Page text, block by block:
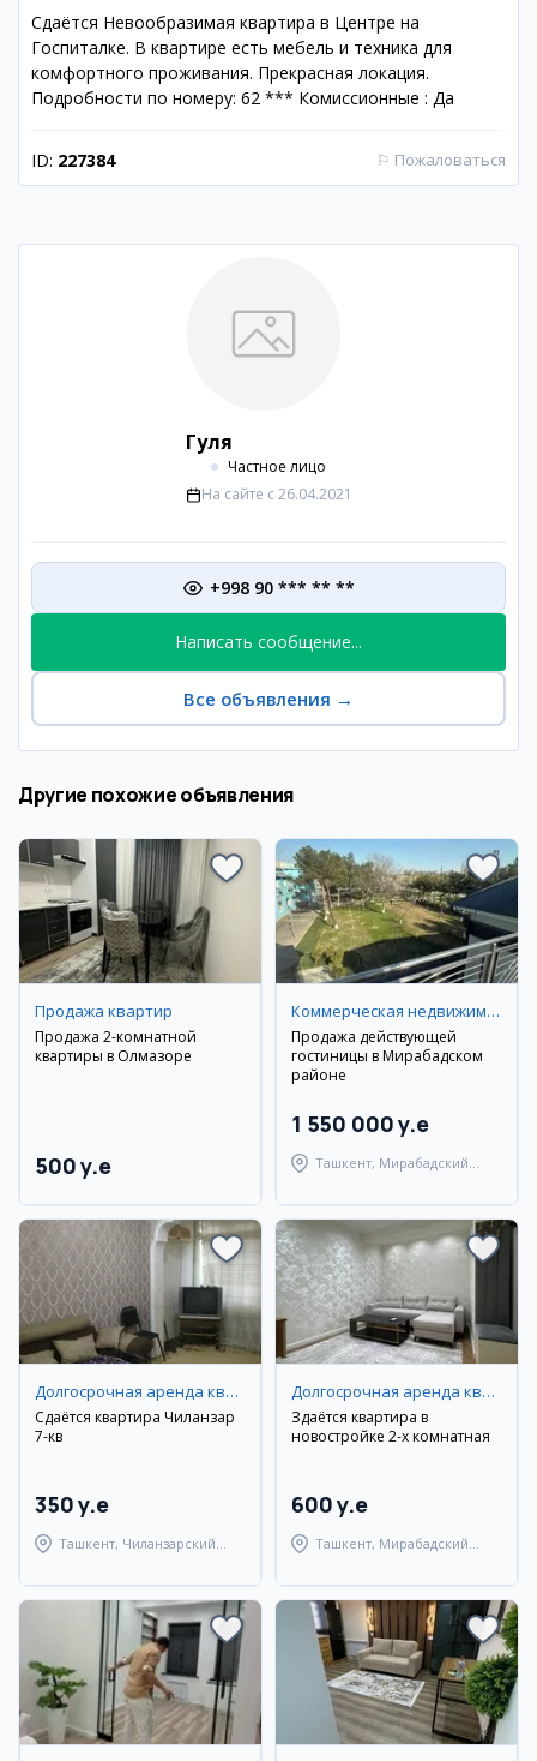
Сдаётся Невообразимая квартира в Центре на
Госпиталке. В квартире есть мебель и техника для
комфортного проживания. Прекрасная локация.
Подробности по номеру: 62 *** Комиссионные : Да
ID: 227384 ⚐ Пожаловаться
Гуля
Частное лицо
На сайте с 26.04.2021
+998 90 *** ** **
Написать сообщение...
Все объявления →
Другие похожие объявления
Продажа квартир
Продажа 2-комнатной
квартиры в Олмазоре
500 y.e
Коммерческая недвижимость
Продажа действующей
гостиницы в Мирабадском
районе
1 550 000 y.e
Ташкент, Мирабадский
Долгосрочная аренда квартир
Сдаётся квартира Чиланзар
7-кв
350 y.e
Ташкент, Чиланзарский
Долгосрочная аренда квартир
Здаётся квартира в
новостройке 2-х комнатная
600 y.e
Ташкент, Мирабадский